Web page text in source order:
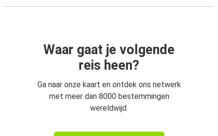
Waar gaat je volgende
reis heen?
Ga naar onze kaart en ontdek ons netwerk
met meer dan 8000 bestemmingen
wereldwijd.